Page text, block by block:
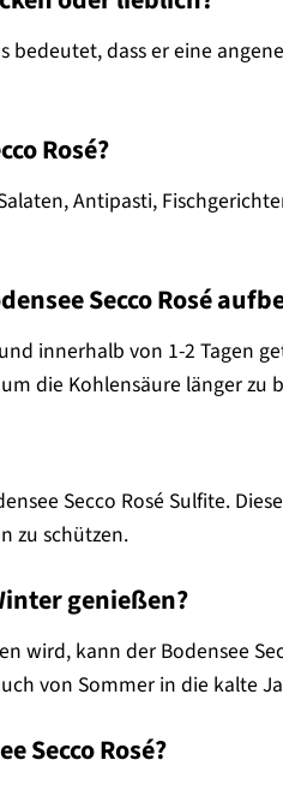
bedeutet, dass er eine
Rosé?
Antipasti,
Secco Rosé
innerhalb von 1-2 Tagen
die Kohlensäure länger zu
Secco Rosé Sulfite.
zu schützen.
genießen?
wird, kann der Bodensee
von Sommer in die kalte
Secco Rosé?